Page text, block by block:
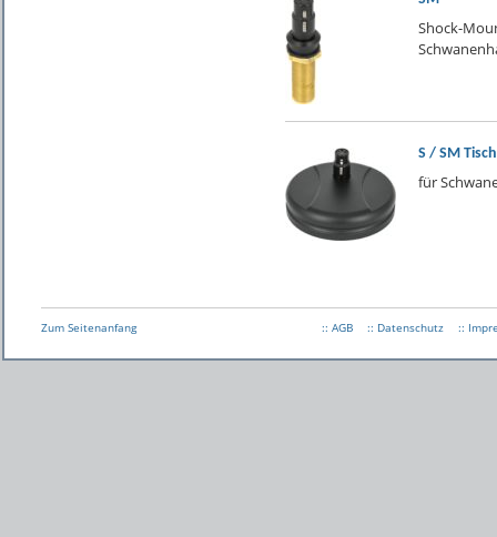
Shock-
S / SM
für
Zum Seitenanfang :: AGB :: Datenschutz ::